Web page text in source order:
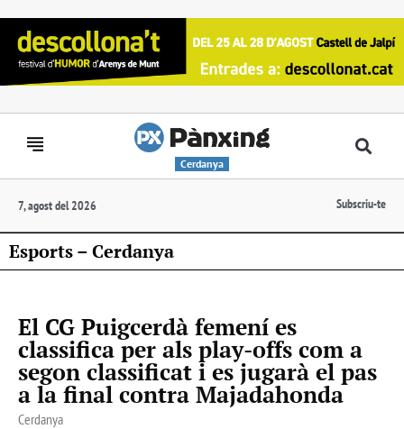
Cerdanya
7, agost del 2026 Subscriu-te
Esports – Cerdanya
El CG Puigcerdà femení es
classifica per als play-offs com a
segon classificat i es jugarà el pas
a la final contra Majadahonda
Cerdanya